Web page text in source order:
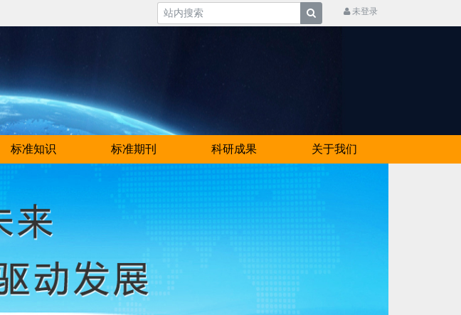
未登录
标准知识 标准期刊 科研成果 关于我们